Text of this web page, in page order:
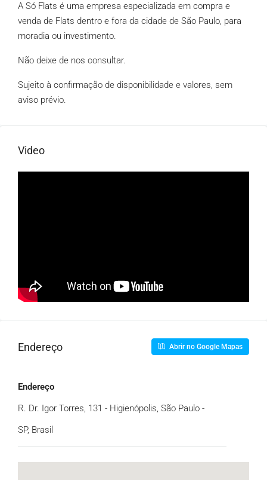
A Só Flats é uma empresa especializada em compra e
venda de Flats dentro e fora da cidade de São Paulo, para
moradia ou investimento.
Não deixe de nos consultar.
Sujeito à confirmação de disponibilidade e valores, sem
aviso prévio.
Video
Endereço Abrir no Google Mapas
Endereço
R. Dr. Igor Torres, 131 - Higienópolis, São Paulo -
SP, Brasil